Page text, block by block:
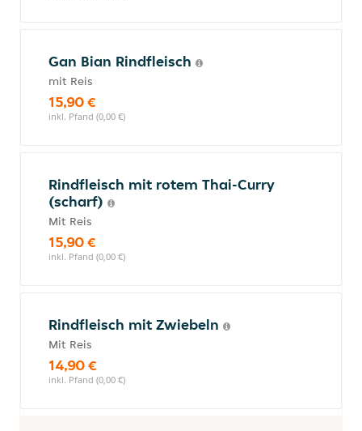
Gan Bian Rindfleisch
mit Reis
15,90 €
inkl. Pfand (0,00 €)
Rindfleisch mit rotem Thai-Curry
(scharf)
Mit Reis
15,90 €
inkl. Pfand (0,00 €)
Rindfleisch mit Zwiebeln
Mit Reis
14,90 €
inkl. Pfand (0,00 €)